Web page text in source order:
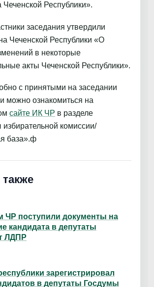
Республики».
заседания утвердили
Чеченской Республики «О
в некоторые
акты Чеченской Республики».
с принятыми на заседании
можно ознакомиться на
сайте ИК ЧР в разделе
комиссии/
база».ф
также
ЧР поступили документы на
кандидата в депутаты
ЛДПР
зарегистрировал
в депутаты Госдумы